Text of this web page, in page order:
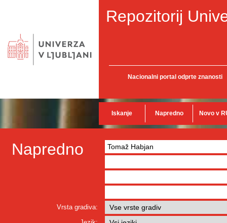
Repozitorij
Nacionalni portal odprte znanosti
Iskanje Napredno Novo v
Napredno
Vrsta gradiva: